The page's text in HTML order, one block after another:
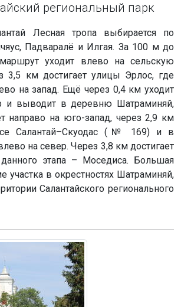
региональный парк
Лесная тропа выбирается по
Падваралё и Илгая. За 100 м до
уходит влево на сельскую
3,5 км достигает улицы Эрлос, где
на запад. Ещё через 0,4 км уходит
и выводит в деревню Шатраминяй,
направо на юго-запад, через 2,9 км
Салантай–Скуодас (№ 169) и в
на север. Через 3,8 км достигает
этапа – Моседиса. Большая
участка в окрестностях Шатраминяй,
Салантайского регионального